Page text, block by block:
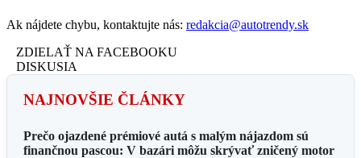
Ak nájdete chybu, kontaktujte nás: redakcia@autotrendy.sk
ZDIELAŤ NA FACEBOOKU
DISKUSIA
NAJNOVŠIE ČLÁNKY
Prečo ojazdené prémiové autá s malým nájazdom sú
finančnou pascou: V bazári môžu skrývať zničený motor